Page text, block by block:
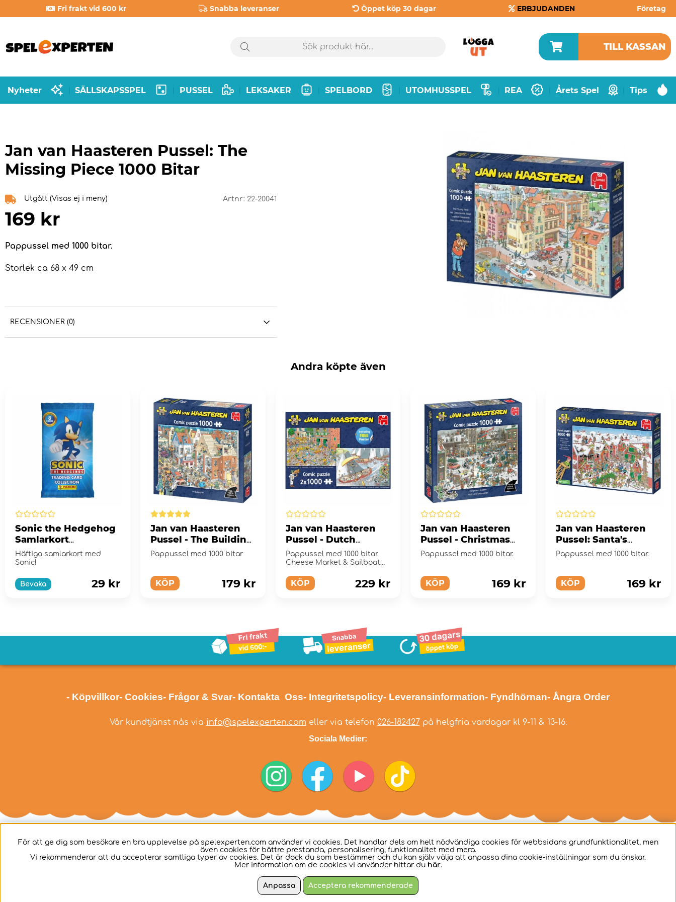
Fri frakt vid 600 kr Snabba leveranser Öppet köp 30 dagar ERBJUDANDEN Företag
TILL KASSAN
Nyheter SÄLLSKAPSSPEL PUSSEL LEKSAKER SPELBORD UTOMHUSSPEL REA Årets Spel Tips
Jan van Haasteren Pussel: The
Missing Piece 1000 Bitar
Utgått (Visas ej i meny) Artnr: 22-20041
169 kr
Pappussel med 1000 bitar.
Storlek ca 68 x 49 cm
RECENSIONER (0)
Andra köpte även
Sonic the Hedgehog
Samlarkort
Boosterpaket
Häftiga samlarkort med
Sonic!
Bevaka 29 kr
Jan van Haasteren
Pussel - The Building
Site 1000 Bitar
Pappussel med 1000 bitar
KÖP 179 kr
Jan van Haasteren
Pussel - Dutch
Traditions 2x1000
Bitar
Pappussel med 1000 bitar.
Cheese Market & Sailboat
KÖP 229 kr
Jan van Haasteren
Pussel - Christmas
1000 bitar
Pappussel med 1000 bitar.
KÖP 169 kr
Jan van Haasteren
Pussel: Santa's
Village 1000 Bitar
Pappussel med 1000 bitar.
KÖP 169 kr
- Köpvillkor- Cookies- Frågor & Svar- Kontakta Oss- Integritetspolicy- Leveransinformation- Fyndhörnan- Ångra Order
Vår kundtjänst nås via info@spelexperten.com eller via telefon 026-182427på helgfria vardagar kl 9-11 & 13-16.
Sociala Medier:
För att ge dig som besökare en bra upplevelse på spelexperten.com använder vi cookies. Det handlar dels om helt nödvändiga cookies för webbsidans grundfunktionalitet, men
även cookies för bättre prestanda, personalisering, funktionalitet med mera.
Vi rekommenderar att du accepterar samtliga typer av cookies. Det är dock du som bestämmer och du kan själv välja att anpassa dina cookie-inställningar som du önskar.
Mer information om de cookies vi använder hittar du här.
Anpassa Acceptera rekommenderade